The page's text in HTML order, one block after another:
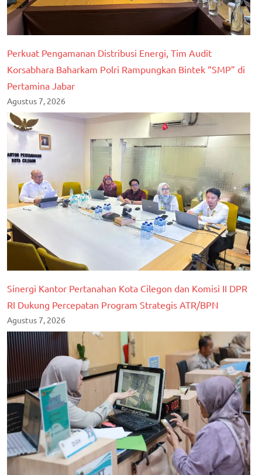
Perkuat Pengamanan Distribusi Energi, Tim Audit
Korsabhara Baharkam Polri Rampungkan Bintek “SMP” di
Pertamina Jabar
Agustus 7, 2026
Sinergi Kantor Pertanahan Kota Cilegon dan Komisi II DPR
RI Dukung Percepatan Program Strategis ATR/BPN
Agustus 7, 2026